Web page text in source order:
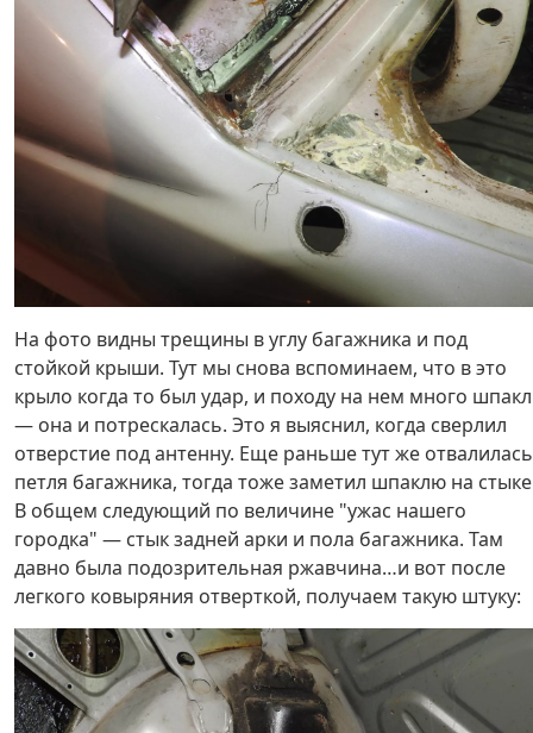
На фото видны трещины в углу багажника и под
стойкой крыши. Тут мы снова вспоминаем, что в это
крыло когда то был удар, и походу на нем много
— она и потрескалась. Это я выяснил, когда сверлил
отверстие под антенну. Еще раньше тут же отвалилась
петля багажника, тогда тоже заметил шпаклю на
В общем следующий по величине "ужас нашего
городка" — стык задней арки и пола багажника. Там
давно была подозрительная ржавчина…и вот после
легкого ковыряния отверткой, получаем такую штуку: